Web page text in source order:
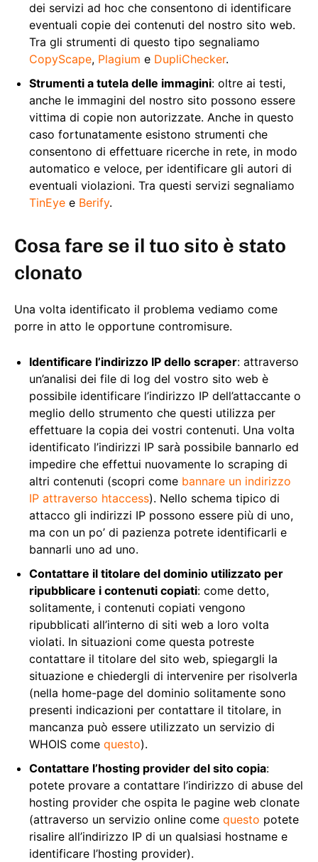
dei servizi ad hoc che consentono di identificare
eventuali copie dei contenuti del nostro sito web.
Tra gli strumenti di questo tipo segnaliamo
CopyScape, Plagium e DupliChecker.
Strumenti a tutela delle immagini: oltre ai testi,
anche le immagini del nostro sito possono essere
vittima di copie non autorizzate. Anche in questo
caso fortunatamente esistono strumenti che
consentono di effettuare ricerche in rete, in modo
automatico e veloce, per identificare gli autori di
eventuali violazioni. Tra questi servizi segnaliamo
TinEye e Berify.
Cosa fare se il tuo sito è stato
clonato
Una volta identificato il problema vediamo come
porre in atto le opportune contromisure.
Identificare l’indirizzo IP dello scraper: attraverso
un’analisi dei file di log del vostro sito web è
possibile identificare l’indirizzo IP dell’attaccante o
meglio dello strumento che questi utilizza per
effettuare la copia dei vostri contenuti. Una volta
identificato l’indirizzi IP sarà possibile bannarlo ed
impedire che effettui nuovamente lo scraping di
altri contenuti (scopri come bannare un indirizzo
IP attraverso htaccess). Nello schema tipico di
attacco gli indirizzi IP possono essere più di uno,
ma con un po’ di pazienza potrete identificarli e
bannarli uno ad uno.
Contattare il titolare del dominio utilizzato per
ripubblicare i contenuti copiati: come detto,
solitamente, i contenuti copiati vengono
ripubblicati all’interno di siti web a loro volta
violati. In situazioni come questa potreste
contattare il titolare del sito web, spiegargli la
situazione e chiedergli di intervenire per risolverla
(nella home-page del dominio solitamente sono
presenti indicazioni per contattare il titolare, in
mancanza può essere utilizzato un servizio di
WHOIS come questo).
Contattare l’hosting provider del sito copia:
potete provare a contattare l’indirizzo di abuse del
hosting provider che ospita le pagine web clonate
(attraverso un servizio online come questo potete
risalire all’indirizzo IP di un qualsiasi hostname e
identificare l’hosting provider).